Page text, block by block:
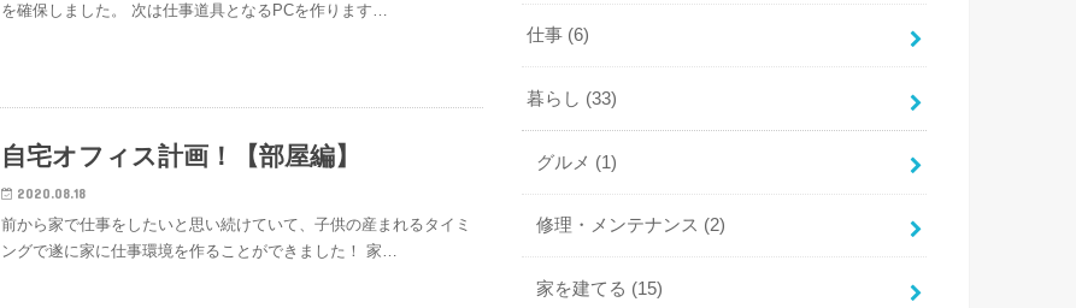
を確保しました。 次は仕事道具となるPCを作ります…
自宅オフィス計画！【部屋編】
2020.08.18
前から家で仕事をしたいと思い続けていて、子供の産まれるタイミ
ングで遂に家に仕事環境を作ることができました！ 家…
仕事 (6)
暮らし (33)
グルメ (1)
修理・メンテナンス (2)
家を建てる (15)